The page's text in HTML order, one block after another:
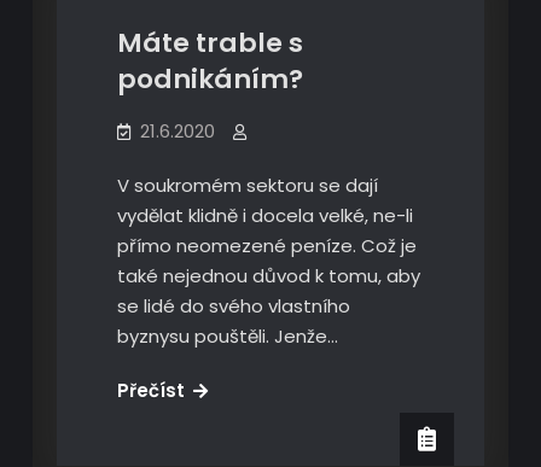
Máte trable s
podnikáním?
21.6.2020
V soukromém sektoru se dají
vydělat klidně i docela velké, ne-li
přímo neomezené peníze. Což je
také nejednou důvod k tomu, aby
se lidé do svého vlastního
byznysu pouštěli. Jenže…
PřečístMáte